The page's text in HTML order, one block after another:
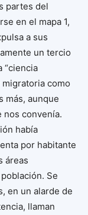
partes del
en el mapa 1,
a sus
un tercio
“ciencia
como
más, aunque
nos convenía.
había
por habitante
áreas
Se
en un alarde de
llaman